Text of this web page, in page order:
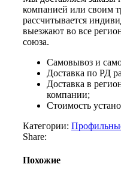
компанией или своим
рассчитывается
выезжают во все
союза.
Самовывоз и
Доставка по РД
Доставка в
компании;
Стоимость
Категории:
Share:
Похожие